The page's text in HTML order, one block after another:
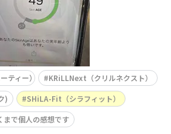
ティー）
KRiLLNext（クリルネクスト）
)
SHiLA-Fit（シラフィット）
まで個人の感想です